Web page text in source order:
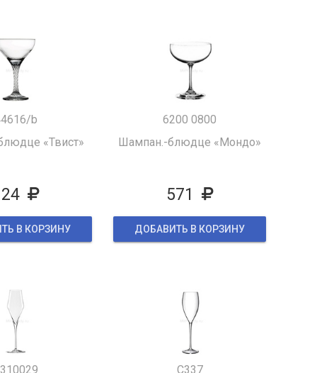
b
«Твист»
В КОРЗИНУ
6200 0800
Шампан.-блюдце «Мондо»
571
ДОБАВИТЬ В КОРЗИНУ
C337